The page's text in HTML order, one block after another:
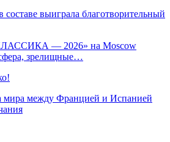
выиграла благотворительный
— 2026» на Moscow
зрелищные…
мира между Францией и Испанией